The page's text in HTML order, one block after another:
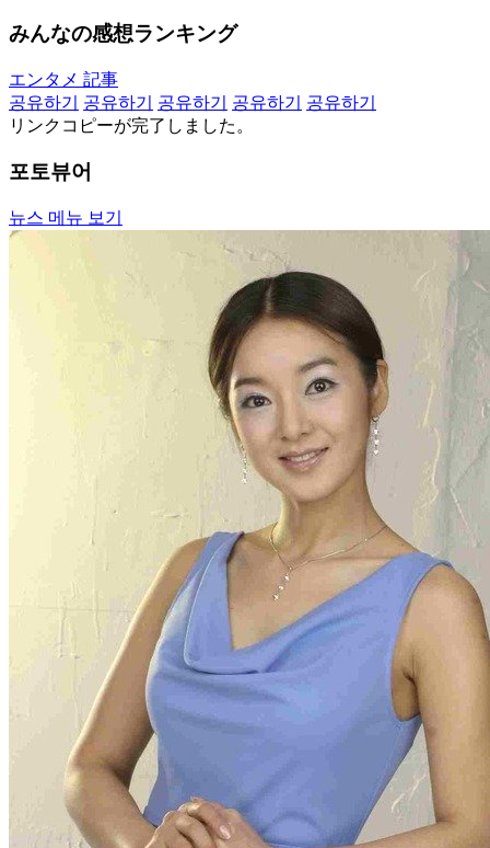
みんなの感想ランキング
エンタメ 記事
공유하기
공유하기 공유하기 공유하기
공유하기
リンクコピーが完了しました。
포토뷰어
뉴스 메뉴 보기